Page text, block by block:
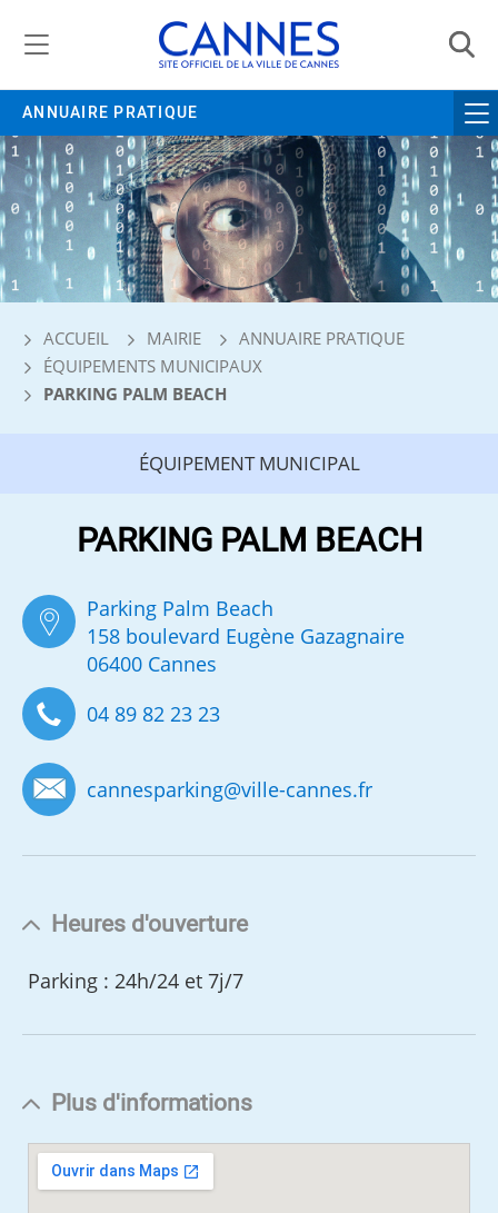
ANNUAIRE PRATIQUE
ACCUEIL MAIRIE
ANNUAIRE PRATIQUE
ÉQUIPEMENTS MUNICIPAUX
PARKING PALM BEACH
ÉQUIPEMENT MUNICIPAL
PARKING PALM BEACH
Parking Palm Beach
158 boulevard Eugène Gazagnaire
06400 Cannes
04 89 82 23 23
cannesparking@ville-cannes.fr
Heures d'ouverture
Parking : 24h/24 et 7j/7
Plus d'informations